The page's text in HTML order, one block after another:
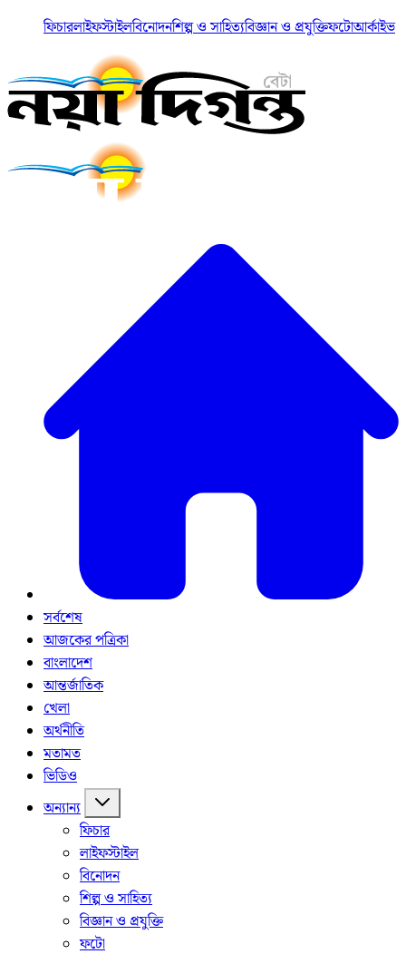
ফিচারলাইফস্টাইলবিনোদনশিল্প ও সাহিত্যবিজ্ঞান ও প্রযুক্তিফটোআর্কাইভ
সর্বশেষ
আজকের পত্রিকা
বাংলাদেশ
আন্তর্জাতিক
খেলা
অর্থনীতি
মতামত
ভিডিও
অন্যান্য
ফিচার
লাইফস্টাইল
বিনোদন
শিল্প ও সাহিত্য
বিজ্ঞান ও প্রযুক্তি
ফটো